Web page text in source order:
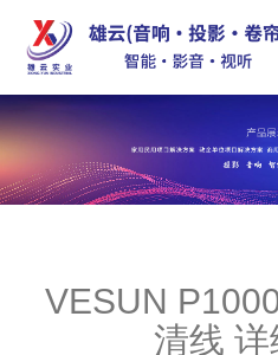
VESUN
清线 详